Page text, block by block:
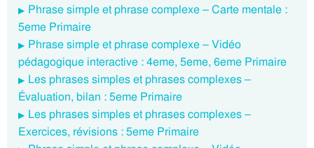
Phrase simple et phrase complexe – Carte mentale :
5eme Primaire
Phrase simple et phrase complexe – Vidéo
pédagogique interactive : 4eme, 5eme, 6eme Primaire
Les phrases simples et phrases complexes –
Évaluation, bilan : 5eme Primaire
Les phrases simples et phrases complexes –
Exercices, révisions : 5eme Primaire